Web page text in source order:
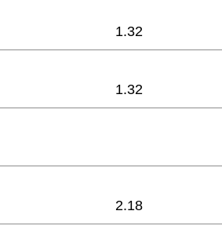
1.32
1.32
2.18